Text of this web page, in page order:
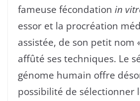
fameuse fécondation in
essor et la procréation
assistée, de son petit nom
affûté ses techniques. Le
génome humain offre
possibilité de sélectionner